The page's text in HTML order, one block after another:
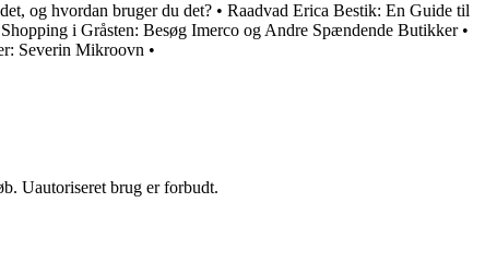
og hvordan bruger du det? • Raadvad Erica Bestik: En Guide til
i Gråsten: Besøg Imerco og Andre Spændende Butikker•
Severin Mikroovn •
Uautoriseret brug er forbudt.